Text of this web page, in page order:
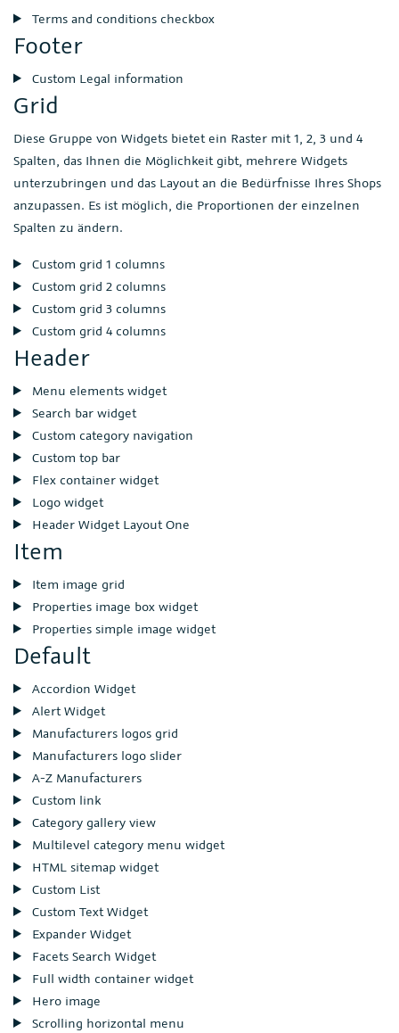
Terms and conditions checkbox
Footer
Custom Legal information
Grid
Diese Gruppe von Widgets bietet ein Raster mit 1, 2, 3 und 4
Spalten, das Ihnen die Möglichkeit gibt, mehrere Widgets
unterzubringen und das Layout an die Bedürfnisse Ihres Shops
anzupassen. Es ist möglich, die Proportionen der einzelnen
Spalten zu ändern.
Custom grid 1 columns
Custom grid 2 columns
Custom grid 3 columns
Custom grid 4 columns
Header
Menu elements widget
Search bar widget
Custom category navigation
Custom top bar
Flex container widget
Logo widget
Header Widget Layout One
Item
Item image grid
Properties image box widget
Properties simple image widget
Default
Accordion Widget
Alert Widget
Manufacturers logos grid
Manufacturers logo slider
A-Z Manufacturers
Custom link
Category gallery view
Multilevel category menu widget
HTML sitemap widget
Custom List
Custom Text Widget
Expander Widget
Facets Search Widget
Full width container widget
Hero image
Scrolling horizontal menu